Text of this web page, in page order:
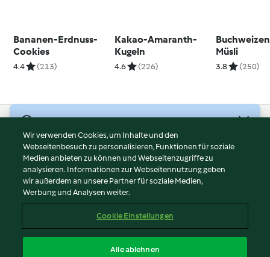
Bananen-Erdnuss-
Cookies
4.4 (213)
Kakao-Amaranth-
Kugeln
4.6 (226)
Müsli
3.8 (250)
Nutzungsbedingungen
Datenschutzrichtlinien
Disclaimer
Impressum
Inhalt melden
Wir verwenden Cookies, um Inhalte und den
Webseitenbesuch zu personalisieren, Funktionen für soziale
Medien anbieten zu können und Webseitenzugriffe zu
analysieren. Informationen zur Webseitennutzung geben
wir außerdem an unsere Partner für soziale Medien,
Werbung und Analysen weiter.
Cookie Einstellungen
Alle ablehnen